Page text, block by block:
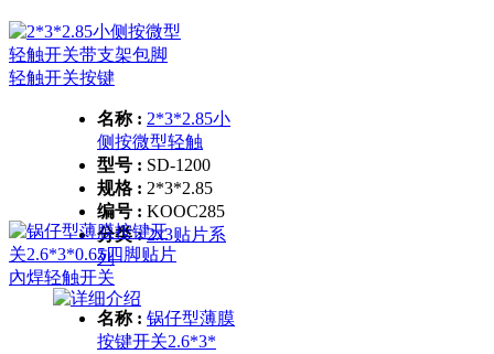
名称 : 2*3*2.85小
侧按微型轻触
型号 : SD-1200
规格 : 2*3*2.85
编号 : KOOC285
分类 :2x3贴片系
列
名称 : 锅仔型薄膜
按键开关2.6*3*